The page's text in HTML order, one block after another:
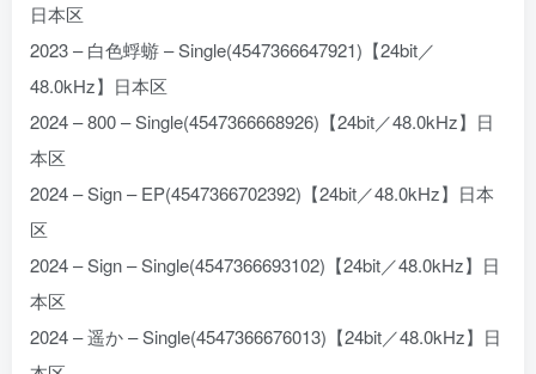
日本区
2023 – 白色蜉蝣 – Single(4547366647921)【24bit／
48.0kHz】日本区
2024 – 800 – Single(4547366668926)【24bit／48.0kHz】日
本区
2024 – Sign – EP(4547366702392)【24bit／48.0kHz】日本
区
2024 – Sign – Single(4547366693102)【24bit／48.0kHz】日
本区
2024 – 遥か – Single(4547366676013)【24bit／48.0kHz】日